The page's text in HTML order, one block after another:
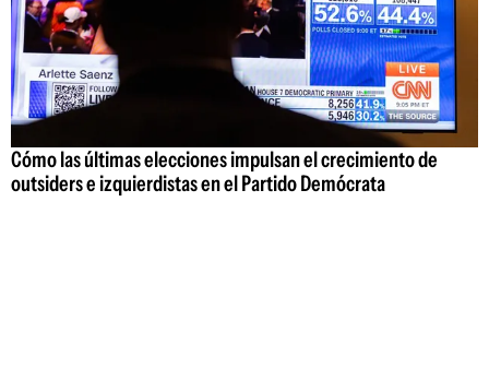
Cómo las últimas elecciones impulsan el crecimiento de
outsiders e izquierdistas en el Partido Demócrata